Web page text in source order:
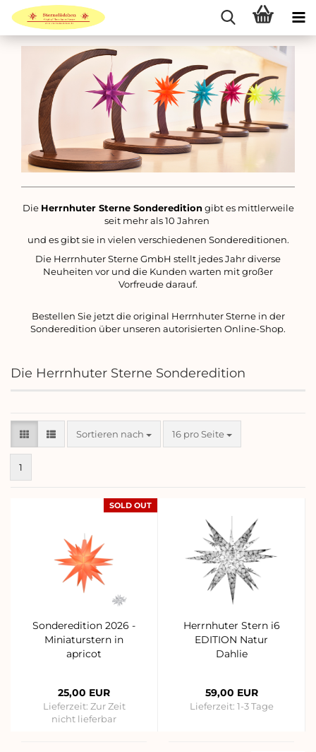
Die Herrnhuter Sterne Sondereditiongibt es mittlerweile
seit mehr als 10 Jahren
und es gibt sie in vielen verschiedenen Sondereditionen.
Die Herrnhuter Sterne GmbH stellt jedes Jahr diverse
Neuheiten vor und die Kunden warten mit großer
Vorfreude darauf.
Bestellen Sie jetzt die original Herrnhuter Sterne in der
Sonderedition über unseren autorisierten Online-Shop.
Die Herrnhuter Sterne Sonderedition
Sortieren nach
Sortieren nach 16 pro Seite
pro Seite
1
SOLD OUT
Sonderedition 2026 -
Miniaturstern in
apricot
25,00 EUR
Lieferzeit: Zur Zeit
nicht lieferbar
Herrnhuter Stern i6
EDITION Natur
Dahlie
59,00 EUR
Lieferzeit: 1-3 Tage